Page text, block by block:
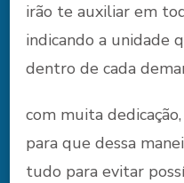
irão te auxiliar em
indicando a unidade
dentro de cada
com muita
para que dessa
tudo para evitar